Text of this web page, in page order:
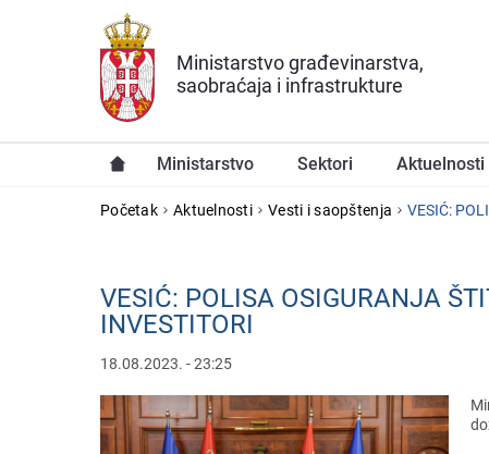
Preskoči na glavni deo sadržaja
Ministarstvo građevinarstva,
saobraćaja i infrastrukture
Ministarstvo Sektori Aktuelnosti
YOU ARE HERE
Početak Aktuelnosti Vesti i saopštenja VESIĆ:
VESIĆ: POLISA OSIGURANJA
INVESTITORI
18.08.2023. - 23:25